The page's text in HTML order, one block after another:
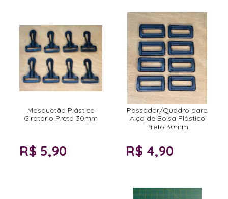
Mosquetão Plástico
Giratório Preto 30mm
R$ 5,90
Passador/Quadro para
Alça de Bolsa Plástico
Preto 30mm
R$ 4,90